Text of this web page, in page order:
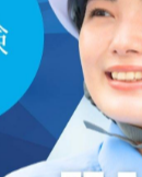
で重視した
る際に重視した
環境や通勤距離
。特にペンシ
雰囲気も長く